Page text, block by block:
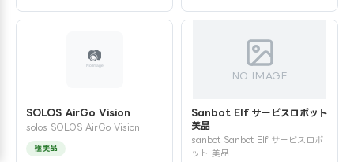
SOLOS AirGo Vision
solos SOLOS AirGo Vision
極美品
NO IMAGE
Sanbot Elf サービスロボット
美品
sanbot Sanbot Elf サービスロボ
ット 美品